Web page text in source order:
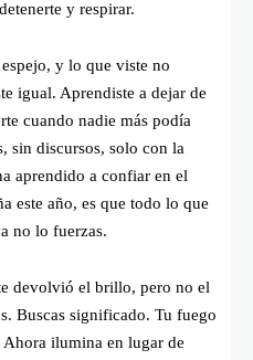
y respirar.
y lo que viste no
igual. Aprendiste a dejar de
cuando nadie más podía
sin discursos, solo con la
aprendido a confiar en el
este año, es que todo lo que
no lo fuerzas.
devolvió el brillo, pero no el
Buscas significado. Tu fuego
ilumina en lugar de